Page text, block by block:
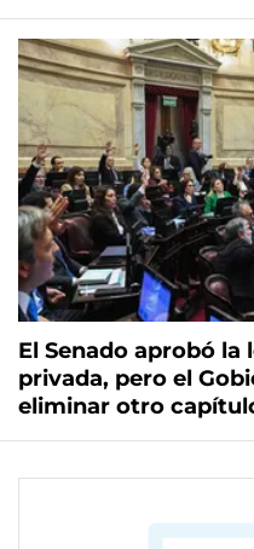
El Senado aprobó la
privada, pero el
eliminar otro